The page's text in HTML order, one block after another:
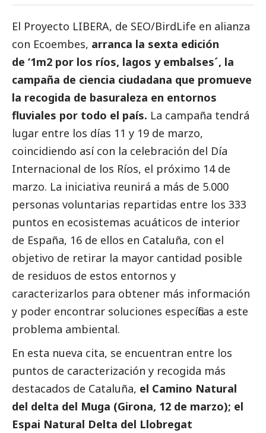
El Proyecto LIBERA, de SEO/BirdLife en alianza
con Ecoembes, arranca la sexta edición
de ‘1m2 por los ríos, lagos y embalses´, la
campaña de ciencia ciudadana que promueve
la recogida de basuraleza en entornos
fluviales por todo el país. La campaña tendrá
lugar entre los días 11 y 19 de marzo,
coincidiendo así con la celebración del Día
Internacional de los Ríos, el próximo 14 de
marzo. La iniciativa reunirá a más de 5.000
personas voluntarias repartidas entre los 333
puntos en ecosistemas acuáticos de interior
de España, 16 de ellos en Cataluña, con el
objetivo de retirar la mayor cantidad posible
de residuos de estos entornos y
caracterizarlos para obtener más información
y poder encontrar soluciones específicas a este
problema ambiental.
En esta nueva cita, se encuentran entre los
puntos de caracterización y recogida más
destacados de Cataluña, el Camino Natural
del delta del Muga (Girona, 12 de marzo); el
Espai Natural Delta del Llobregat